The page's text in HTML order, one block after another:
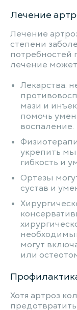
Лечение
Лечение
степени
потребностей
лечение
Лекарства:
мази и
помочь
воспаление.
укрепить
гибкость и
Ортезы
сустав и
могут
или
Хотя артроз